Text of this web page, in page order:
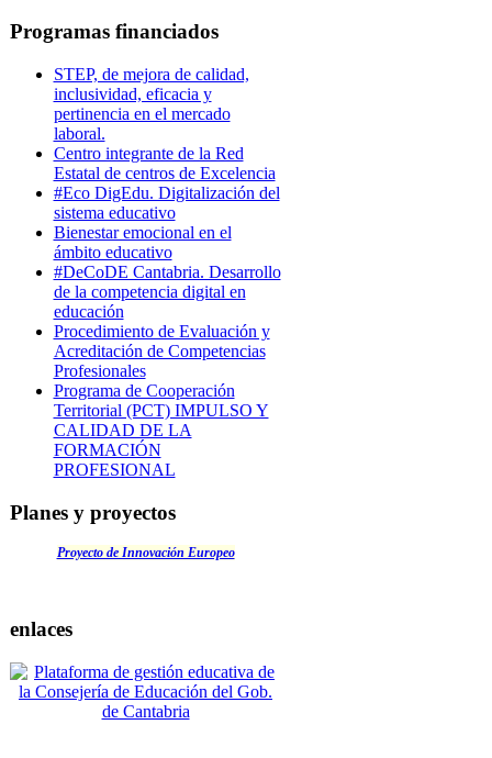
Programas financiados
STEP, de mejora de calidad,
inclusividad, eficacia y
pertinencia en el mercado
laboral.
Centro integrante de la Red
Estatal de centros de Excelencia
#Eco DigEdu. Digitalización del
sistema educativo
Bienestar emocional en el
ámbito educativo
#DeCoDE Cantabria. Desarrollo
de la competencia digital en
educación
Procedimiento de Evaluación y
Acreditación de Competencias
Profesionales
Programa de Cooperación
Territorial (PCT) IMPULSO Y
CALIDAD DE LA
FORMACIÓN
PROFESIONAL
Planes y proyectos
Proyecto de Innovación Europeo
enlaces